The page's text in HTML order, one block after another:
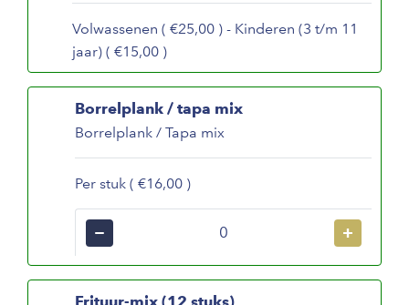
Volwassenen ( €25,00 ) - Kinderen (3 t/m 11
jaar) ( €15,00 )
Borrelplank / tapa mix
Borrelplank / Tapa mix
Per stuk ( €16,00 )
− +
Frituur-mix (12 stuks)